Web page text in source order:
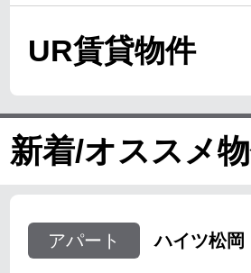
UR賃貸物件
新着/オススメ
アパート ハイツ松岡